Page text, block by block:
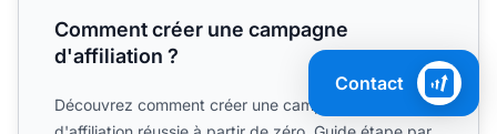
Comment créer une campagne
d'affiliation ?
Découvrez comment créer une campagne
Contact